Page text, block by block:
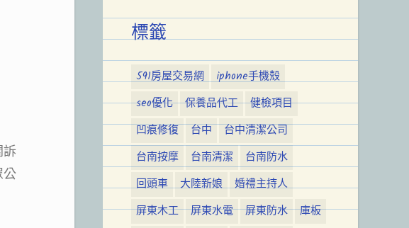
訴
公
標籤
591房屋交易網
iphone手機殼
seo優化
保養品代工
健檢項目
凹痕修復
台中
台中清潔公司
台南按摩
台南清潔
台南防水
回頭車
大陸新娘
婚禮主持人
屏東木工
屏東水電 屏東防水
庫板